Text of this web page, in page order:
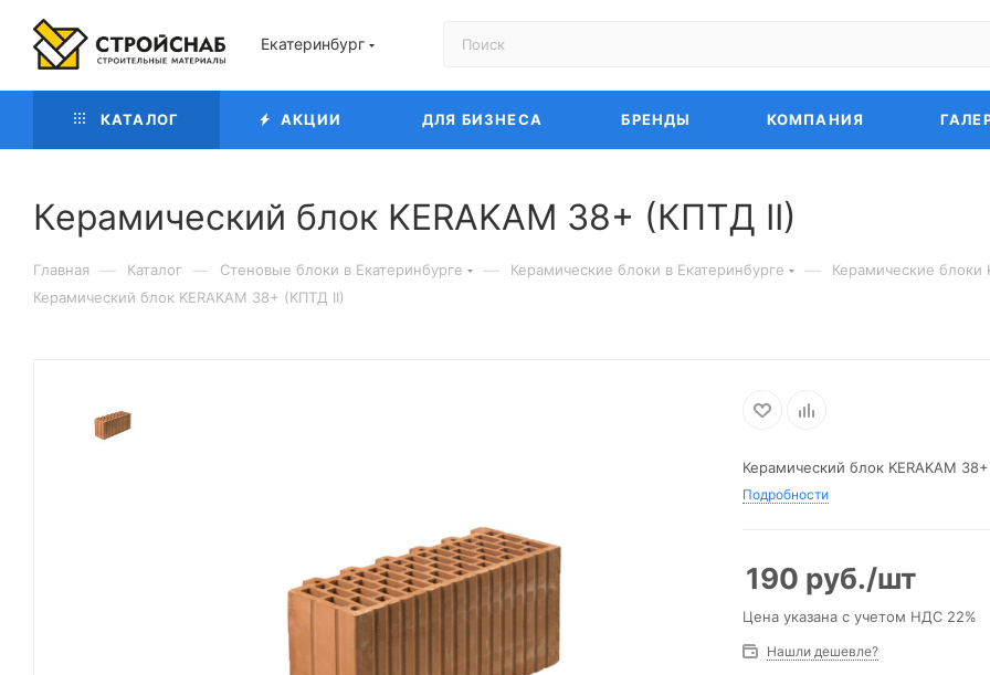
Екатеринбург
КАТАЛОГ АКЦИИ ДЛЯ БИЗНЕСА БРЕНДЫ КОМПАНИЯ
Керамический блок KERAKAM 38+ (КПТД II)
Главная — Каталог — Cтеновые блоки в Екатеринбурге — Керамические блоки в Екатеринбурге —
Керамические блоки
Керамический блок KERAKAM 38+ (КПТД II)
Керамический блок KERAKAM
Подробности
190 руб./шт
Цена указана с учетом НДС 22%
Нашли дешевле?